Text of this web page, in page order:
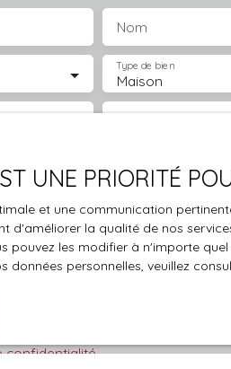
Nom
Maison
Type de bien
traitement de mes données
faire l'objet de prospection
inscrire gratuitement sur la liste
L223-1 du code de la
ou par courrier adressé à :
Service Bloctel, CS 61311,
plus sur le traitement de vos
confidentialité.
UNE PRIORITÉ
et une communication
la qualité de nos
pouvez les modifier à n'importe
données personnelles, veuillez